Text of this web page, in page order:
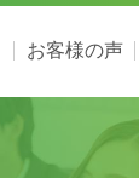
お客様の声